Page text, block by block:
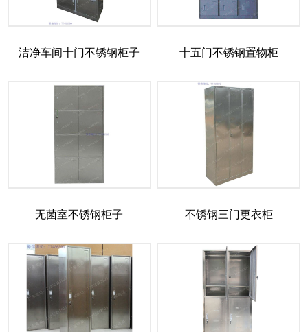
洁净车间十门不锈钢柜子 十五门不锈钢置物柜
无菌室不锈钢柜子 不锈钢三门更衣柜